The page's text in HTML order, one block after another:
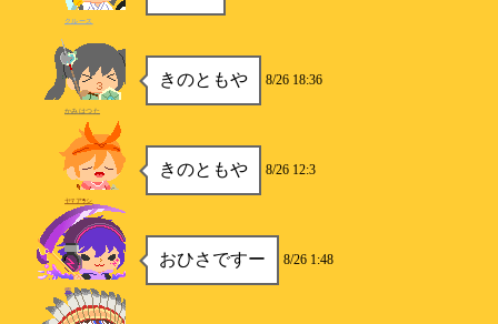
クルース
きのともや 8/26 18:36
かみはつた
きのともや 8/26 12:3
ヤﾏアﾗシ
おひさですー 8/26 1:48
紫